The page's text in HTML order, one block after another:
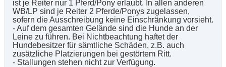
ist je Reiter nur 1 Pferd/Pony erlaubt. In allen anderen
WB/LP sind je Reiter 2 Pferde/Ponys zugelassen,
sofern die Ausschreibung keine Einschränkung vorsieht.
- Auf dem gesamten Gelände sind die Hunde an der
Leine zu führen. Bei Nichtbeachtung haftet der
Hundebesitzer für sämtliche Schäden, z.B. auch
zusätzliche Platzierungen bei gestörtem Ritt.
- Stallungen stehen nicht zur Verfügung.